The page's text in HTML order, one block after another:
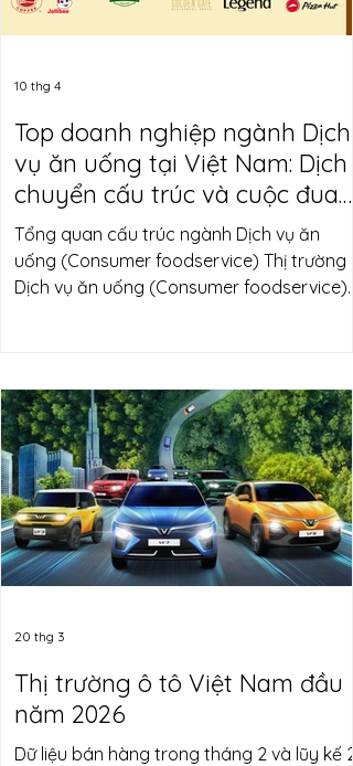
Top doanh nghiệp ngành Dịch
vụ ăn uống tại Việt Nam: Dịch
chuyển cấu trúc và cuộc đua
quy mô
Tổng quan cấu trúc ngành Dịch vụ ăn
uống (Consumer foodservice) Thị trường
Dịch vụ ăn uống (Consumer foodservice)
xu hướng mang tính cấu trúc đang diễn ra
rõ rệt: chuỗi hóa (formalization) dần mở
rộng vai trò. Giai đoạn 2019–2024 ghi nhận
tỷ trọng các chuỗi tăng từ 4.7% lên 7.4%.
Đáng chú ý, động lực hợp nhất này không
diễn ra tuyến tính mà được thúc đẩy bởi
các
10 thg 4
Thị trường ô tô Việt Nam đầu
năm 2026
Dữ liệu bán hàng trong tháng 2 và lũy kế 2
20 thg 3